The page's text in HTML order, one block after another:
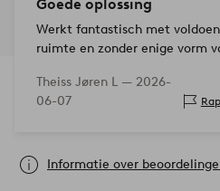
Goede oplossing
Werkt fantastisch met
ruimte en zonder enige vorm
Theiss Jøren L — 2026-
06-07
Informatie over